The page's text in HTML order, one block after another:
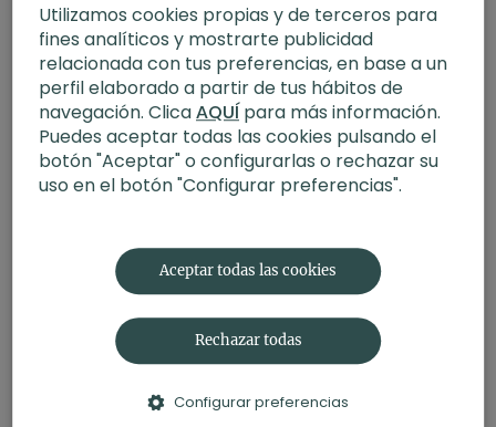
Utilizamos cookies propias y de terceros para
fines analíticos y mostrarte publicidad
relacionada con tus preferencias, en base a un
perfil elaborado a partir de tus hábitos de
navegación. ClicaAQUÍpara más información.
Puedes aceptar todas las cookies pulsando el
botón "Aceptar" o configurarlas o rechazar su
uso en el botón "Configurar preferencias".
Aceptar todas las cookies
Rechazar todas
Configurar preferencias